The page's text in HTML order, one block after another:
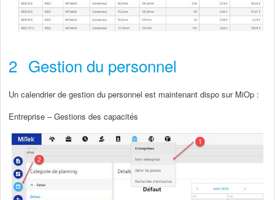
2 Gestion du personnel
Un calendrier de gestion du personnel est maintenant dispo sur MiOp :
Entreprise – Gestions des capacités